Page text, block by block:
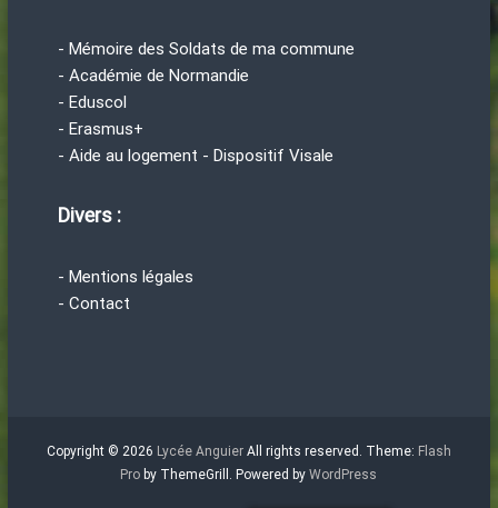
- Mémoire des Soldats de ma commune
- Académie de Normandie
- Eduscol
- Erasmus+
- Aide au logement - Dispositif Visale
Divers :
- Mentions légales
- Contact
Copyright © 2026 Lycée AnguierAll rights reserved. Theme: Flash
Pro by ThemeGrill. Powered byWordPress